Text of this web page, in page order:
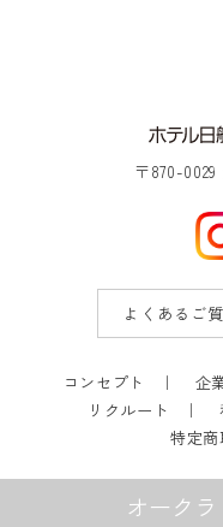
〒870-
よくあるご
コンセプト 企
リクルート
特定
オーク